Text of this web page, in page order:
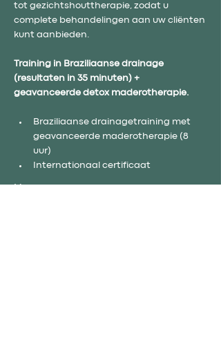
tot gezichtshouttherapie, zodat u
complete behandelingen aan uw cliënten
kunt aanbieden.
Training in Braziliaanse drainage
(resultaten in 35 minuten) +
geavanceerde detox maderotherapie.
Braziliaanse drainagetraining met
geavanceerde maderotherapie (8
uur)
Internationaal certificaat
Meer weergeven